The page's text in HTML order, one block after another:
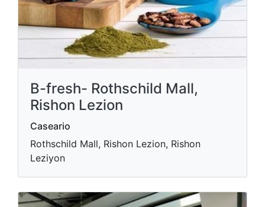
B-fresh- Rothschild Mall,
Rishon Lezion
Caseario
Rothschild Mall, Rishon Lezion, Rishon
Leziyon